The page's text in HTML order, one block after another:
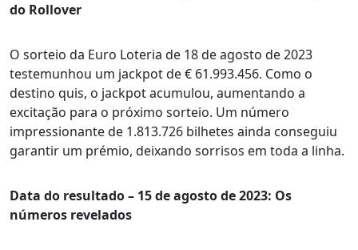
do Rollover
O sorteio da Euro Loteria de 18 de agosto de 2023
testemunhou um jackpot de € 61.993.456. Como o
destino quis, o jackpot acumulou, aumentando a
excitação para o próximo sorteio. Um número
impressionante de 1.813.726 bilhetes ainda conseguiu
garantir um prémio, deixando sorrisos em toda a linha.
Data do resultado – 15 de agosto de 2023: Os
números revelados